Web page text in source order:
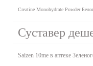
Creatine Monohydrate Powder
Суставер
Saizen 10me в аптеке